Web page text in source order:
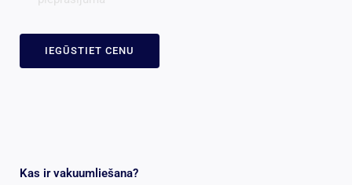
IEGŪSTIET CENU
Kas ir vakuumliešana?